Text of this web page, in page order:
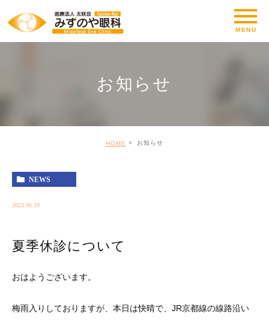
お知らせ
HOME お知らせ
NEWS
2023.06.19
夏季休診について
おはようございます。
梅雨入りしておりますが、本日は快晴で、JR京都線の線路沿い